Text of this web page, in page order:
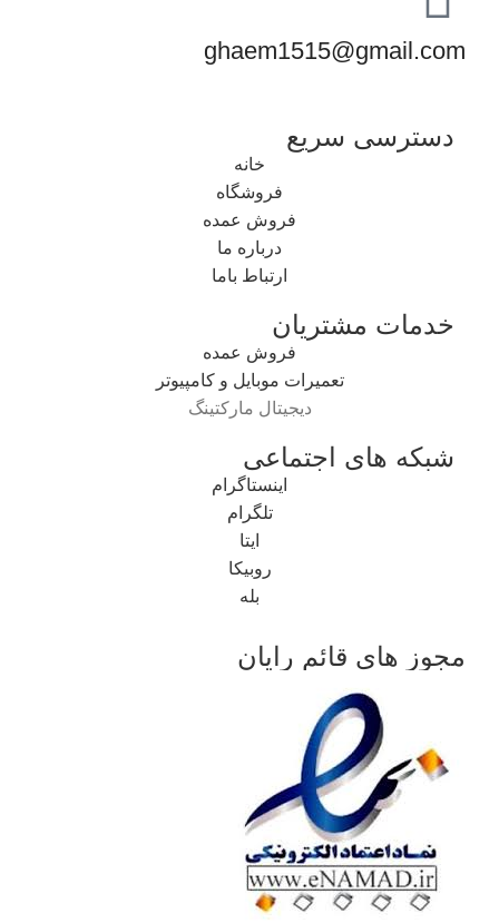
ghaem1515@gmail.com
دسترسی سریع
خانه
فروشگاه
فروش عمده
درباره ما
ارتباط باما
خدمات مشتریان
فروش عمده
تعمیرات موبایل و کامپیوتر
دیجیتال مارکتینگ
شبکه های اجتماعی
اینستاگرام
تلگرام
ایتا
روبیکا
بله
مجوز های قائم رایان